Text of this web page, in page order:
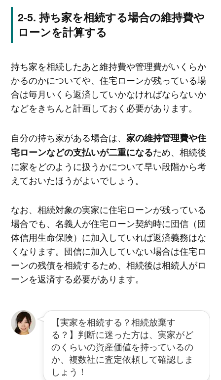
持ち家を相続する場合の維持費や
ローンを計算する
持ち家を相続したあと維持費や管理費がいくらか
かるのかについてや、住宅ローンが残っている場
合は毎月いくら返済していかなければならないか
などをきちんと計画しておく必要があります。
自分の持ち家がある場合は、 家の維持管理費や住
宅ローンなどの支払いが二重になるため、相続後
に家をどのように扱うかについて早い段階から考
えておいたほうがよいでしょう。
なお、相続対象の実家に住宅ローンが残っている
場合でも、名義人が住宅ローン契約時に団信（団
体信用生命保険）に加入していれば返済義務はな
くなります。団信に加入していない場合は住宅ロ
ーンの残債を相続するため、相続後は相続人がロ
ーンを返済する必要があります。
【実家を相続する？相続放棄す
る？】判断に迷った方は、実家がど
のくらいの資産価値を持っているの
か、複数社に査定依頼して確認しま
しょう！